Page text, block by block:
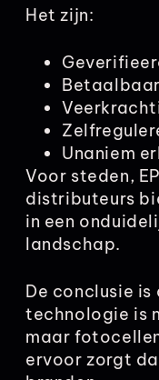
Het zijn:
Betaalbaar
Unaniem
Voor steden,
distributeurs
in een
landschap.
De conclusie
technologie is
maar
ervoor zorgt